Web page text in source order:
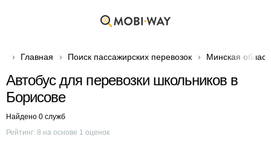
Главная Поиск пассажирских перевозок Минская
Автобус для перевозки школьников в
Борисове
Найдено 0 служб
Рейтинг: 8 на основе 1 оценок